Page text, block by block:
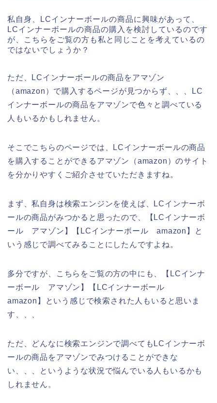
私自身、LCインナーボールの商品に興味があって、
LCインナーボールの商品の購入を検討しているのです
が、こちらをご覧の方も私と同じことを考えているの
ではないでしょうか？
ただ、LCインナーボールの商品をアマゾン
（amazon）で購入するページが見つからず、、、LC
インナーボールの商品をアマゾンで色々と調べている
人もいるかもしれません。
そこでこちらのページでは、LCインナーボールの商品
を購入することができるアマゾン（amazon）のサイト
を分かりやすくご紹介させていただきますね。
まず、私自身は検索エンジンを使えば、LCインナーボ
ールの商品がみつかると思ったので、【LCインナーボ
ール アマゾン】【LCインナーボール amazon】と
いう感じで調べてみることにしたんですよね。
多分ですが、こちらをご覧の方の中にも、【LCインナ
ーボール アマゾン】【LCインナーボール
amazon】という感じで検索された人もいると思いま
す、、、
ただ、どんなに検索エンジンで調べてもLCインナーボ
ールの商品をアマゾンでみつけることができな
い、、、というような状況で悩んでいる人もいるかも
しれません。